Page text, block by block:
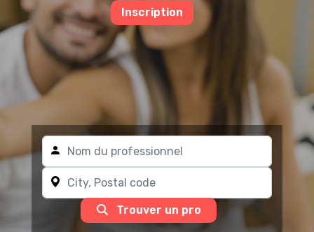
Inscription
Trouver un pro